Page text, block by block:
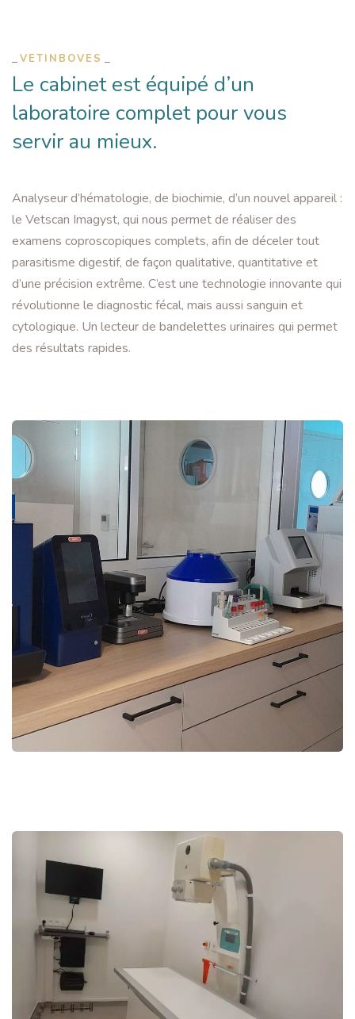
VETINBOVES
Le cabinet est équipé d’un
laboratoire complet pour vous
servir au mieux.
Analyseur d’hématologie, de biochimie, d’un nouvel appareil :
le Vetscan Imagyst, qui nous permet de réaliser des
examens coproscopiques complets, afin de déceler tout
parasitisme digestif, de façon qualitative, quantitative et
d’une précision extrême. C’est une technologie innovante qui
révolutionne le diagnostic fécal, mais aussi sanguin et
cytologique. Un lecteur de bandelettes urinaires qui permet
des résultats rapides.